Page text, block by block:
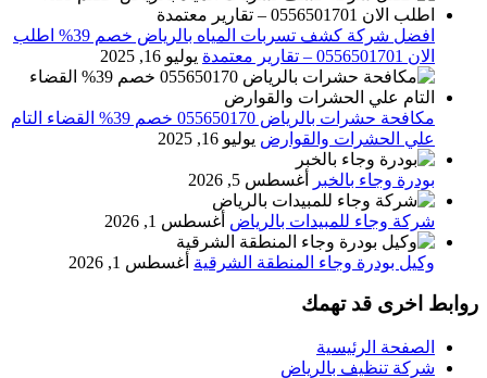
افضل شركة كشف تسربات المياه بالرياض خصم 39% اطلب
الان 0556501701‬‏ – تقارير معتمدة
يوليو 16, 2025
مكافحة حشرات بالرياض 055650170 خصم 39% القضاء التام
علي الحشرات والقوارض يوليو 16, 2025
بودرة وجاء بالخبر أغسطس 5, 2026
شركة وجاء للمبيدات بالرياض أغسطس 1, 2026
وكيل بودرة وجاء المنطقة الشرقية أغسطس 1, 2026
روابط اخرى قد تهمك
الصفحة الرئيسية
شركة تنظيف بالرياض